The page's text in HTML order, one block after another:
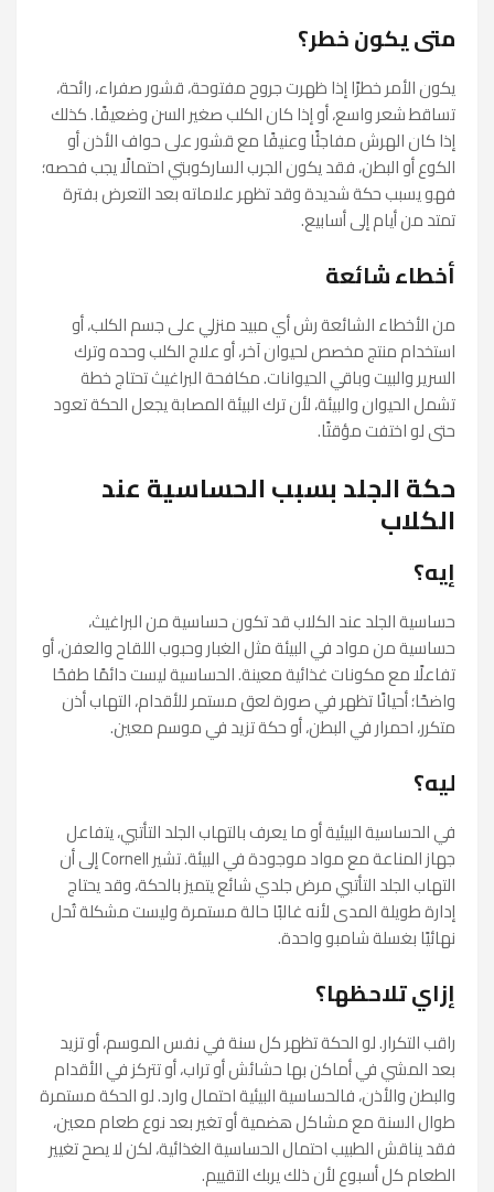
متى يكون خطر؟
يكون الأمر خطرًا إذا ظهرت جروح مفتوحة، قشور صفراء، رائحة،
تساقط شعر واسع، أو إذا كان الكلب صغير السن وضعيفًا. كذلك
إذا كان الهرش مفاجئًا وعنيفًا مع قشور على حواف الأذن أو
الكوع أو البطن، فقد يكون الجرب الساركوبتي احتمالًا يجب فحصه؛
فهو يسبب حكة شديدة وقد تظهر علاماته بعد التعرض بفترة
تمتد من أيام إلى أسابيع.
أخطاء شائعة
من الأخطاء الشائعة رش أي مبيد منزلي على جسم الكلب، أو
استخدام منتج مخصص لحيوان آخر، أو علاج الكلب وحده وترك
السرير والبيت وباقي الحيوانات. مكافحة البراغيث تحتاج خطة
تشمل الحيوان والبيئة، لأن ترك البيئة المصابة يجعل الحكة تعود
حتى لو اختفت مؤقتًا.
حكة الجلد بسبب الحساسية عند
الكلاب
إيه؟
حساسية الجلد عند الكلاب قد تكون حساسية من البراغيث،
حساسية من مواد في البيئة مثل الغبار وحبوب اللقاح والعفن، أو
تفاعلًا مع مكونات غذائية معينة. الحساسية ليست دائمًا طفحًا
واضحًا؛ أحيانًا تظهر في صورة لعق مستمر للأقدام، التهاب أذن
متكرر، احمرار في البطن، أو حكة تزيد في موسم معين.
ليه؟
في الحساسية البيئية أو ما يعرف بالتهاب الجلد التأتبي، يتفاعل
جهاز المناعة مع مواد موجودة في البيئة. تشير Cornell إلى أن
التهاب الجلد التأتبي مرض جلدي شائع يتميز بالحكة، وقد يحتاج
إدارة طويلة المدى لأنه غالبًا حالة مستمرة وليست مشكلة تُحل
نهائيًا بغسلة شامبو واحدة.
إزاي تلاحظها؟
راقب التكرار. لو الحكة تظهر كل سنة في نفس الموسم، أو تزيد
بعد المشي في أماكن بها حشائش أو تراب، أو تتركز في الأقدام
والبطن والأذن، فالحساسية البيئية احتمال وارد. لو الحكة مستمرة
طوال السنة مع مشاكل هضمية أو تغير بعد نوع طعام معين،
فقد يناقش الطبيب احتمال الحساسية الغذائية، لكن لا يصح تغيير
الطعام كل أسبوع لأن ذلك يربك التقييم.